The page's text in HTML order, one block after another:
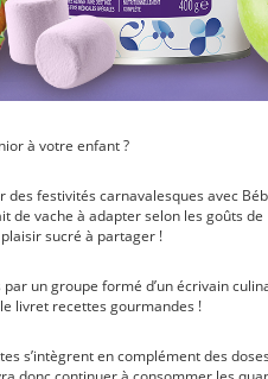
à votre enfant ?
festivités carnavalesques avec
de vache à adapter selon les goûts
sucré à partager !
un groupe formé d’un écrivain
livret recettes gourmandes !
s’intègrent en complément des